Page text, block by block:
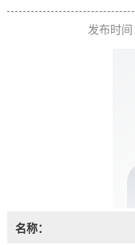
发布时
名称：